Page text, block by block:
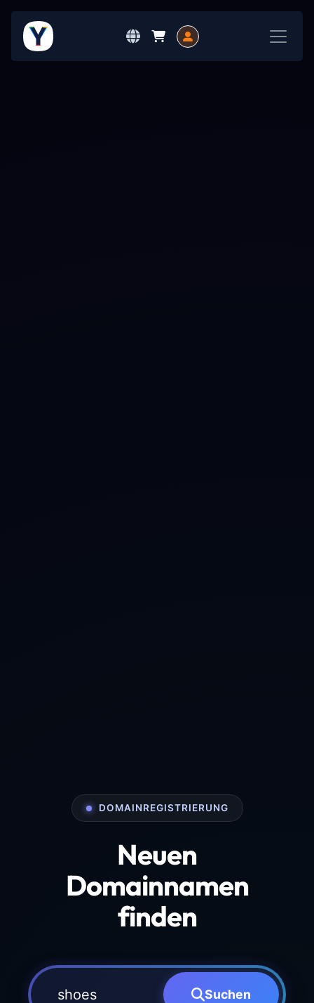
DOMAINREGISTRIERUNG
Neuen
Domainnamen
finden
Suchen